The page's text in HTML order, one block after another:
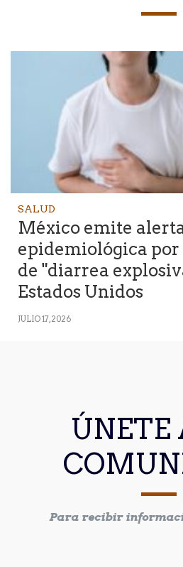
SALUD
México emite
epidemiológica por
de "diarrea
Estados Unidos
JULIO 17, 2026
ÚNETE
Para recibir